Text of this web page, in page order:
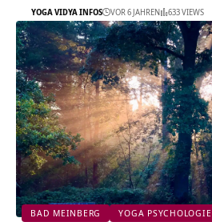
YOGA VIDYA INFOS VOR 6 JAHREN 633 VIEWS
BAD MEINBERG YOGA PSYCHOLOGIE